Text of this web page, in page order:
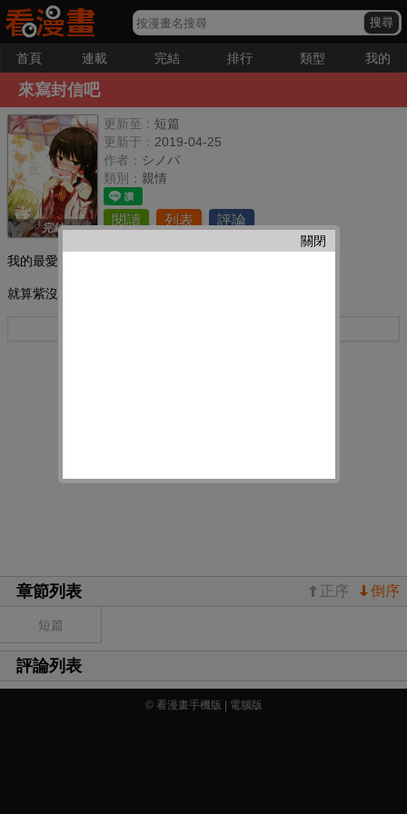
首頁 連載 完結 排行 類型 我的
來寫封信吧
完結
更新至： 短篇
更新于： 2019-04-25
作者： シノバ
類別： 親情
閱讀 列表 評論
我的最愛：
就算紫沒有出場,仍然是結界組。
章節列表 倒序
正序
短篇
評論列表
關閉
© 看漫畫手機版 | 電腦版